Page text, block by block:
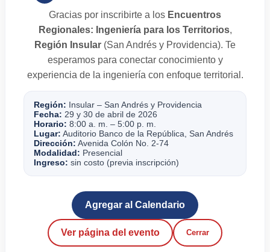
Gracias por inscribirte a los Encuentros
Regionales: Ingeniería para los Territorios,
Región Insular (San Andrés y Providencia). Te
esperamos para conectar conocimiento y
experiencia de la ingeniería con enfoque territorial.
Región: Insular – San Andrés y Providencia
Fecha: 29 y 30 de abril de 2026
Horario: 8:00 a. m. – 5:00 p. m.
Lugar: Auditorio Banco de la República, San Andrés
Dirección: Avenida Colón No. 2-74
Modalidad: Presencial
Ingreso: sin costo (previa inscripción)
Agregar al Calendario
Ver página del evento Cerrar